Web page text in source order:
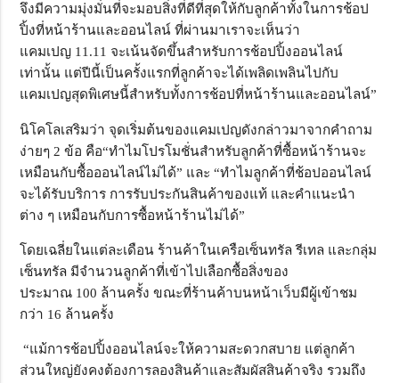
จึงมีความมุ่งมั่นที่จะมอบสิ่งที่ดีที่สุดให้กับลูกค้าทั้งในการช้อป
ปิ้งที่หน้าร้านและออนไลน์ ที่ผ่านมาเราจะเห็นว่า
แคมเปญ 11.11 จะเน้นจัดขึ้นสำหรับการช้อปปิ้งออนไลน์
เท่านั้น แต่ปีนี้เป็นครั้งแรกที่ลูกค้าจะได้เพลิดเพลินไปกับ
แคมเปญสุดพิเศษนี้สำหรับทั้งการช้อปที่หน้าร้านและออนไลน์”
นิโคโลเสริมว่า จุดเริ่มต้นของแคมเปญดังกล่าวมาจากคำถาม
ง่ายๆ 2 ข้อ คือ“ทำไมโปรโมชั่นสำหรับลูกค้าที่ซื้อหน้าร้านจะ
เหมือนกับซื้อออนไลน์ไม่ได้” และ “ทำไมลูกค้าที่ช้อปออนไลน์
จะได้รับบริการ การรับประกันสินค้าของแท้ และคำแนะนำ
ต่าง ๆ เหมือนกับการซื้อหน้าร้านไม่ได้”
โดยเฉลี่ยในแต่ละเดือน ร้านค้าในเครือเซ็นทรัล รีเทล และกลุ่ม
เซ็นทรัล มีจำนวนลูกค้าที่เข้าไปเลือกซื้อสิ่งของ
ประมาณ 100 ล้านครั้ง ขณะที่ร้านค้าบนหน้าเว็บมีผู้เข้าชม
กว่า 16 ล้านครั้ง
“แม้การช้อปปิ้งออนไลน์จะให้ความสะดวกสบาย แต่ลูกค้า
ส่วนใหญ่ยังคงต้องการลองสินค้าและสัมผัสสินค้าจริง รวมถึง